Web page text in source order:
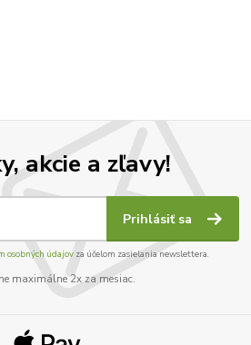
akcie a zľavy!
Prihlásiť sa
osobných údajov za účelom zasielania newslettera.
maximálne 2x za mesiac.